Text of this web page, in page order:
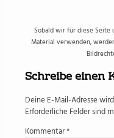
Sobald wir für diese Seite
Material verwenden,
Schreibe einen
Deine E-Mail-Adresse
Erforderliche Felder sind
Kommentar*